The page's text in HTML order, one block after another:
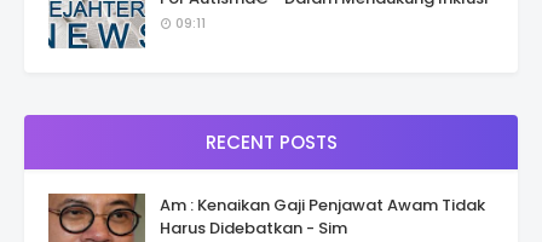
09:11
RECENT POSTS
Am : Kenaikan Gaji Penjawat Awam Tidak
Harus Didebatkan - Sim